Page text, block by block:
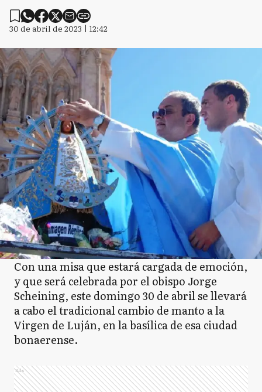
30 de abril de 2023 | 12:42
Con una misa que estará cargada de emoción,
y que será celebrada por el obispo Jorge
Scheining, este domingo 30 de abril se llevará
a cabo el tradicional cambio de manto a la
Virgen de Luján, en la basílica de esa ciudad
bonaerense.
Ads